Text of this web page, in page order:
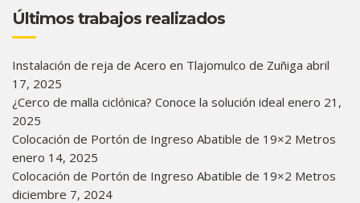
Últimos trabajos realizados
Instalación de reja de Acero en Tlajomulco de Zuñiga abril
17, 2025
¿Cerco de malla ciclónica? Conoce la solución ideal enero 21,
2025
Colocación de Portón de Ingreso Abatible de 19×2 Metros
enero 14, 2025
Colocación de Portón de Ingreso Abatible de 19×2 Metros
diciembre 7, 2024